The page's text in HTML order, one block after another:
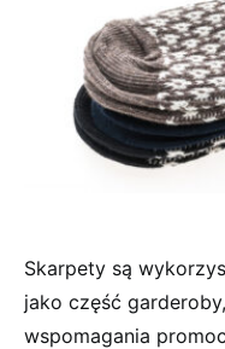
Skarpety są
jako część
wspomagania